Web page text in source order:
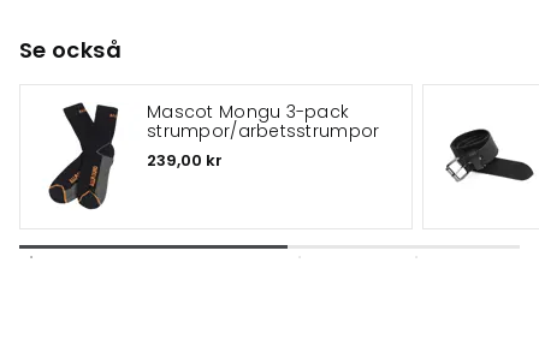
Se också
Mascot Mongu 3-pack
strumpor/arbetsstrumpor
239,00 kr